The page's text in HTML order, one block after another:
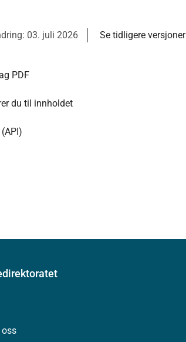
03. juli 2026 Se tidligere versjoner
PDF
du til innholdet